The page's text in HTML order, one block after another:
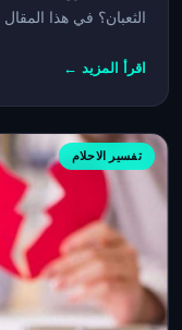
الثعبان؟ في هذا
اقرأ المزيد ←
تفسير الاحلام